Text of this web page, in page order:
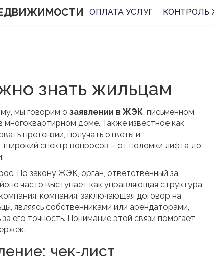
ОПЛАТА УСЛУГ КОНТРОЛЬ
знать жильцам
мы говорим о заявлении в ЖЭК, письменном
многоквартирном доме. Также известное как
претензии, получать ответы и
широкий спектр вопросов – от поломки лифта до
По закону ЖЭК, орган, ответственный за
часто выступает как управляющая структура,
, компания, заключающая договор на
являясь собственниками или арендаторами,
его точность. Понимание этой связи помогает
чек‑лист